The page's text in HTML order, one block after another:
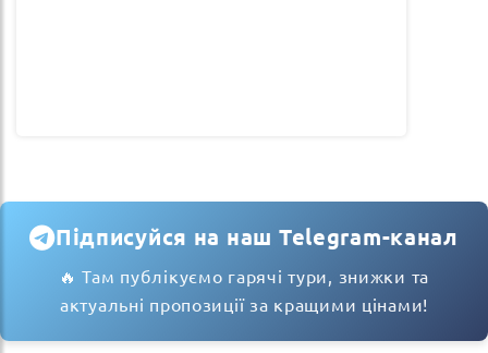
Підписуйся на наш Telegram-канал
🔥 Там публікуємо гарячі тури, знижки та
актуальні пропозиції за кращими цінами!